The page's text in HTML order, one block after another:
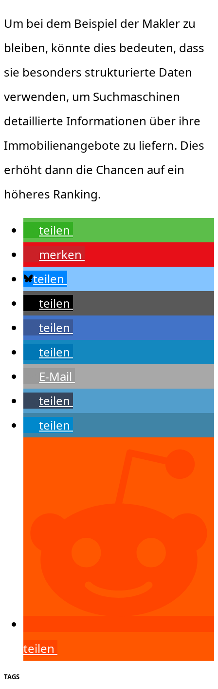
Um bei dem Beispiel der Makler zu
bleiben, könnte dies bedeuten, dass
sie besonders strukturierte Daten
verwenden, um Suchmaschinen
detaillierte Informationen über ihre
Immobilienangebote zu liefern. Dies
erhöht dann die Chancen auf ein
höheres Ranking.
teilen
merken
teilen
teilen
teilen
teilen
E-Mail
teilen
teilen
teilen
TAGS